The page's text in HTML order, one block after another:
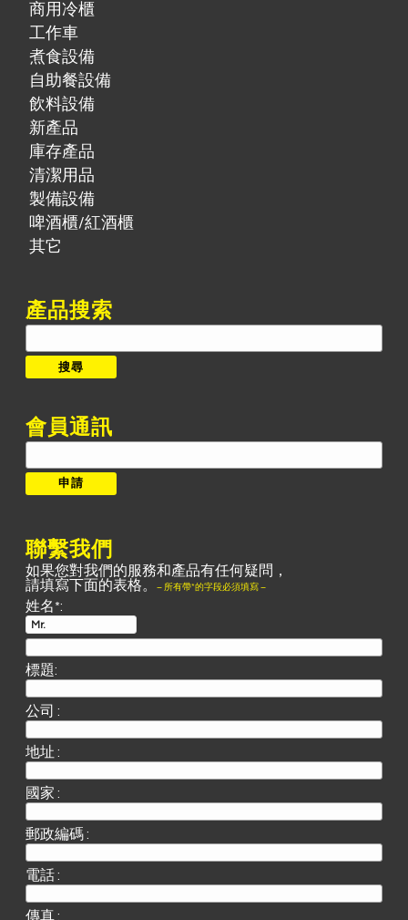
商用冷櫃
工作車
煮食設備
自助餐設備
飲料設備
新產品
庫存產品
清潔用品
製備設備
啤酒櫃/紅酒櫃
其它
產品搜索
尋:
搜尋
會員通訊
聯繫我們
如果您對我們的服務和產品有任何疑問，
請填寫下面的表格。– 所有帶*的字段必須填寫 –
姓名*:
標題:
公司 :
地址 :
國家 :
郵政編碼 :
電話 :
傳真 :